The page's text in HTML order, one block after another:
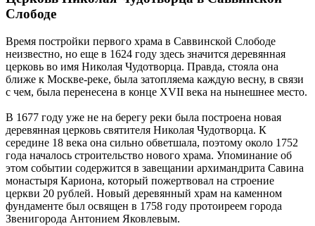
Слободе
Время постройки первого храма в Саввинской Слободе
неизвестно, но еще в 1624 году здесь значится деревянная
церковь во имя Николая Чудотворца. Правда, стояла она
ближе к Москве-реке, была затопляема каждую весну, в связи
с чем, была перенесена в конце XVII века на нынешнее место.
В 1677 году уже не на берегу реки была построена новая
деревянная церковь святителя Николая Чудотворца. К
середине 18 века она сильно обветшала, поэтому около 1752
года началось строительство нового храма. Упоминание об
этом событии содержится в завещании архимандрита Савина
монастыря Кариона, который пожертвовал на строение
церкви 20 рублей. Новый деревянный храм на каменном
фундаменте был освящен в 1758 году протоиреем города
Звенигорода Антонием Яковлевым.